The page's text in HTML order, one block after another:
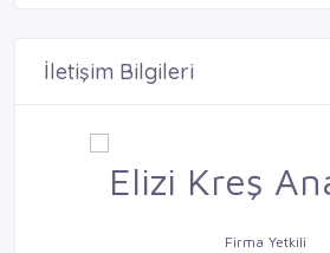
İletişim Bilgileri
Firma Yetkili